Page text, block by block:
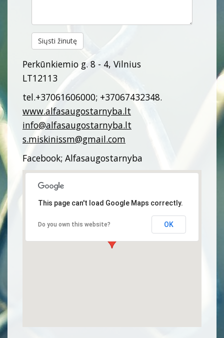
Siųsti žinutę
Perkūnkiemio g. 8 - 4, Vilnius
LT12113
tel.+37061606000; +37067432348.
www.alfasaugostarnyba.lt
info@alfasaugostarnyba.lt
s.miskinissm@gmail.com
Facebook; Alfasaugostarnyba
This page can't load Google Maps correctly.
Do you own this website? OK